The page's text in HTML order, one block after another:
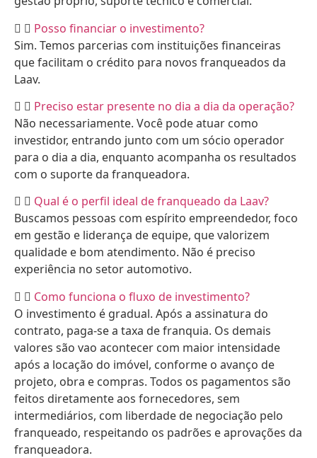
Posso financiar o investimento?
Sim. Temos parcerias com instituições financeiras
que facilitam o crédito para novos franqueados da
Laav.
Preciso estar presente no dia a dia da operação?
Não necessariamente. Você pode atuar como
investidor, entrando junto com um sócio operador
para o dia a dia, enquanto acompanha os resultados
com o suporte da franqueadora.
Qual é o perfil ideal de franqueado da Laav?
Buscamos pessoas com espírito empreendedor, foco
em gestão e liderança de equipe, que valorizem
qualidade e bom atendimento. Não é preciso
experiência no setor automotivo.
Como funciona o fluxo de investimento?
O investimento é gradual. Após a assinatura do
contrato, paga-se a taxa de franquia. Os demais
valores são vao acontecer com maior intensidade
após a locação do imóvel, conforme o avanço de
projeto, obra e compras. Todos os pagamentos são
feitos diretamente aos fornecedores, sem
intermediários, com liberdade de negociação pelo
franqueado, respeitando os padrões e aprovações da
franqueadora.